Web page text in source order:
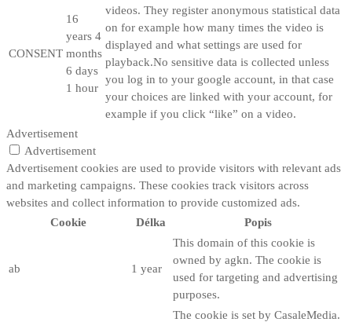
CONSENT
16
years 4
months
6 days
1 hour
videos. They register anonymous statistical data
on for example how many times the video is
displayed and what settings are used for
playback.No sensitive data is collected unless
you log in to your google account, in that case
your choices are linked with your account, for
example if you click “like” on a video.
Advertisement
Advertisement
Advertisement cookies are used to provide visitors with relevant ads
and marketing campaigns. These cookies track visitors across
websites and collect information to provide customized ads.
Cookie
Délka Popis
ab 1 year
This domain of this cookie is
owned by agkn. The cookie is
used for targeting and advertising
purposes.
The cookie is set by CasaleMedia.